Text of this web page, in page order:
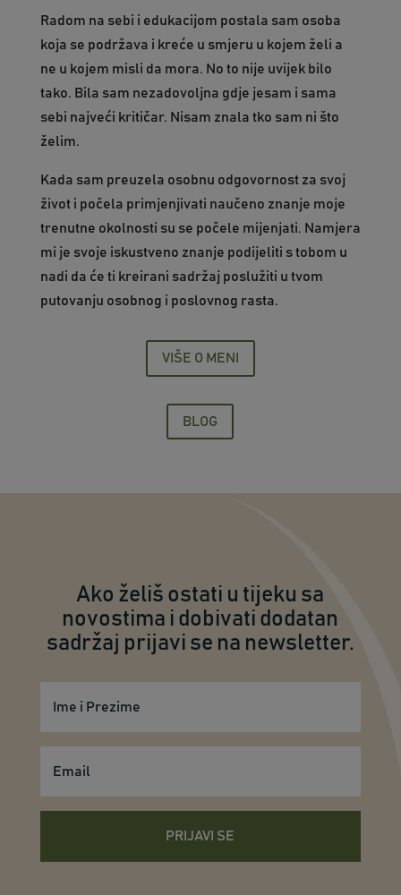
Radom na sebi i edukacijom postala sam osoba
koja se podržava i kreće u smjeru u kojem želi a
ne u kojem misli da mora. No to nije uvijek bilo
tako. Bila sam nezadovoljna gdje jesam i sama
sebi najveći kritičar. Nisam znala tko sam ni što
želim.
Kada sam preuzela osobnu odgovornost za svoj
život i počela primjenjivati naučeno znanje moje
trenutne okolnosti su se počele mijenjati. Namjera
mi je svoje iskustveno znanje podijeliti s tobom u
nadi da će ti kreirani sadržaj poslužiti u tvom
putovanju osobnog i poslovnog rasta.
VIŠE O MENI
BLOG
Ako želiš ostati u tijeku sa
novostima i dobivati dodatan
sadržaj prijavi se na newsletter.
PRIJAVI SE